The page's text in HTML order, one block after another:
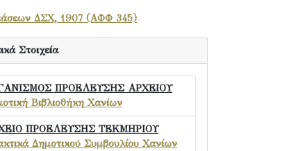
ΔΣΧ, 1907 (ΑΦΦ 345)
Στοιχεία
ΠΡΟΕΛΕΥΣΗΣ ΑΡΧΕΙΟΥ
Βιβλιοθήκη Χανίων
ΠΡΟΕΛΕΥΣΗΣ ΤΕΚΜΗΡΙΟΥ
Δημοτικού Συμβουλίου Χανίων